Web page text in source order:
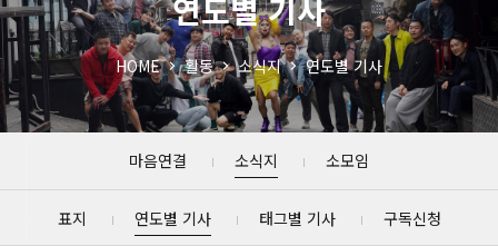
연도별 기사
HOME 활동 소식지 연도별 기사
마음연결 소식지 소모임
표지 연도별 기사 태그별 기사 구독신청